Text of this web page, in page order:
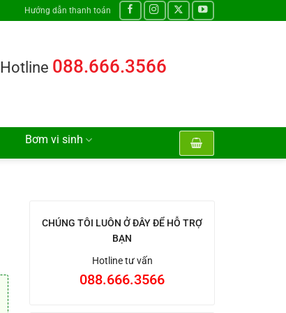
Hướng dẫn thanh toán
Hotline 088.666.3566
Bơm vi sinh
CHÚNG TÔI LUÔN Ở ĐÂY ĐỂ HỖ TRỢ
BẠN
Hotline tư vấn
088.666.3566